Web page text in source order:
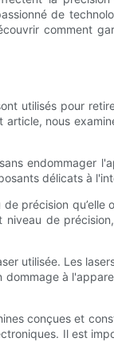
de
comment
utilisés pour
nous
endommager
délicats à
précision qu’elle
de
utilisée. Les
à
conçues et
Il est